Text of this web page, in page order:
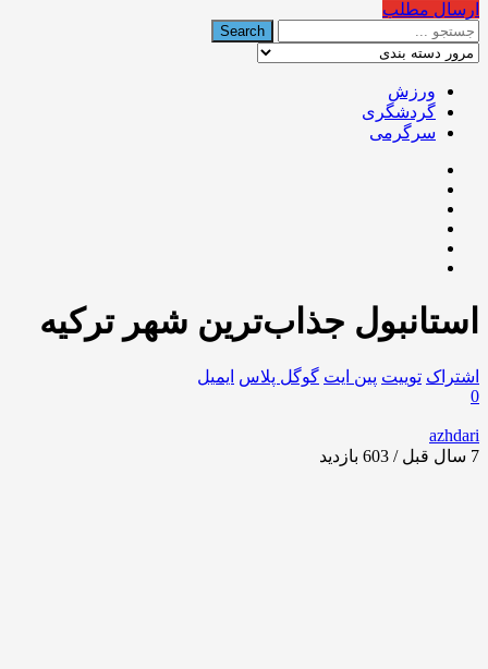
ارسال مطلب
ورزش
گردشگری
سرگرمی
استانبول جذاب‌ترین شهر ترکیه
اشتراک توییت پین ایت گوگل‌ پلاس ایمیل
0
azhdari
7 سال قبل / 603
بازدید